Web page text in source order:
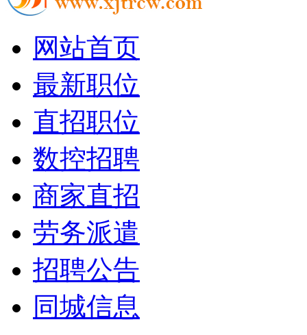
网站首页
最新职位
直招职位
数控招聘
商家直招
劳务派遣
招聘公告
同城信息